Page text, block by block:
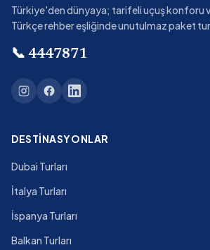
Türkiye'den dünyaya; tarifeli uçuş konforu
Türkçe rehber eşliğinde unutulmaz paket
📞 4447871
DESTINASYONLAR
Dubai Turları
İtalya Turları
İspanya Turları
Balkan Turları